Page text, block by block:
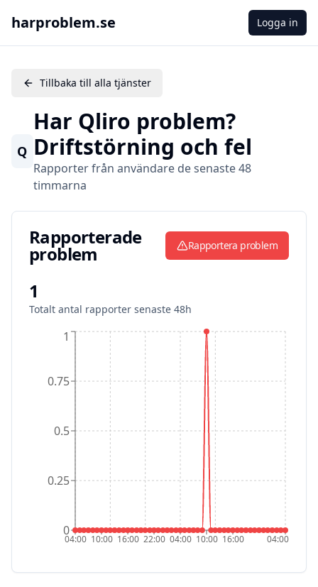
harproblem.se Logga in
Tillbaka till alla tjänster
Q
Har Qliro problem?
Driftstörning och fel
Rapporter från användare de senaste 48
timmarna
Rapporterade problem
Rapporterade
problem Rapportera problem
1
Totalt antal rapporter senaste 48h
04:00 10:00 16:00 22:00 04:00 10:00 16:00 04:00
0
0.25
0.5
0.75
1